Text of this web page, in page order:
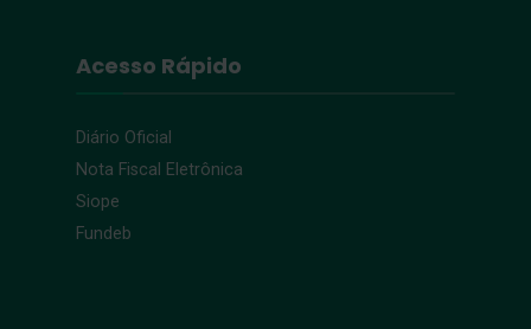
Acesso Rápido
Diário Oficial
Nota Fiscal Eletrônica
Siope
Fundeb